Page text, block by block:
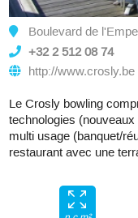
Boulevard de
+32 2 512 08 74
http://www.crosly.be
Le Crosly bowling
technologies
multi usage (banquet/
restaurant avec une